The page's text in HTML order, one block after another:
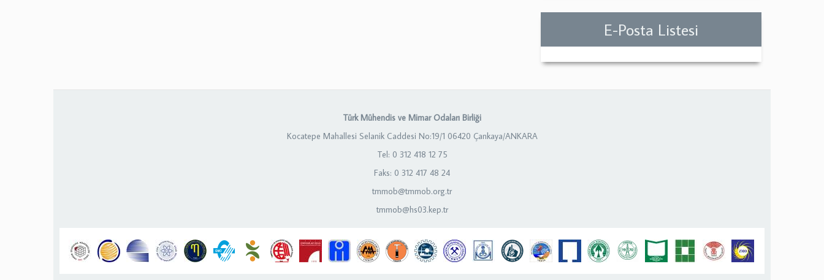
E-Posta Listesi
Türk Mühendis ve Mimar Odaları Birliği
Kocatepe Mahallesi Selanik Caddesi No:19/1 06420 Çankaya/ANKARA
Tel: 0 312 418 12 75
Faks: 0 312 417 48 24
tmmob@tmmob.org.tr
tmmob@hs03.kep.tr